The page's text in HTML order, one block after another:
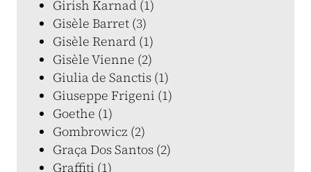
Girish Karnad (1)
Gisèle Barret (3)
Gisèle Renard (1)
Gisèle Vienne (2)
Giulia de Sanctis (1)
Giuseppe Frigeni (1)
Goethe (1)
Gombrowicz (2)
Graça Dos Santos (2)
Graffiti (1)